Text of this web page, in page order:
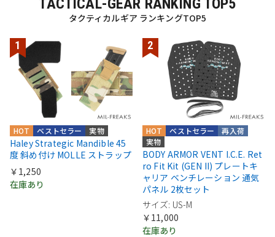
TACTICAL-GEAR RANKING TOP5
タクティカルギア ランキングTOP5
実物
ベストセラー
HOT
Haley Strategic Mandible 45
度 斜め付け MOLLE ストラップ
￥1,250
在庫あり
実物
再入荷
ベストセラー
HOT
BODY ARMOR VENT I.C.E. Ret
ro Fit Kit (GEN II) プレートキ
ャリア ベンチレーション 通気
パネル 2枚セット
サイズ: US-M
￥11,000
在庫あり